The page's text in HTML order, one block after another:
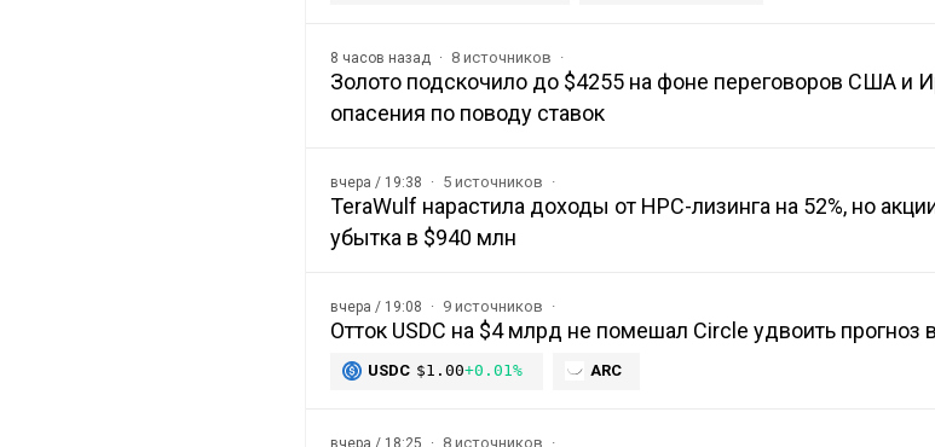
8 часов назад 8 источников
Золото подскочило до $4255 на фоне переговоров США и
опасения по поводу ставок
вчера / 19:38 5 источников
TeraWulf нарастила доходы от HPC-лизинга на 52%, но
убытка в $940 млн
вчера / 19:08 9 источников
Отток USDC на $4 млрд не помешал Circle удвоить прогноз
USDC $1.00+0.01% ARC
вчера / 18:25 8 источников